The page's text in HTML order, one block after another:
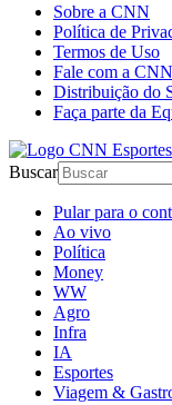
Sobre a CNN
Política de
Termos de Uso
Fale com a CNN
Distribuição do
Faça parte da
Buscar
Pular para o
Ao vivo
Política
Money
WW
Agro
Infra
IA
Esportes
Viagem &